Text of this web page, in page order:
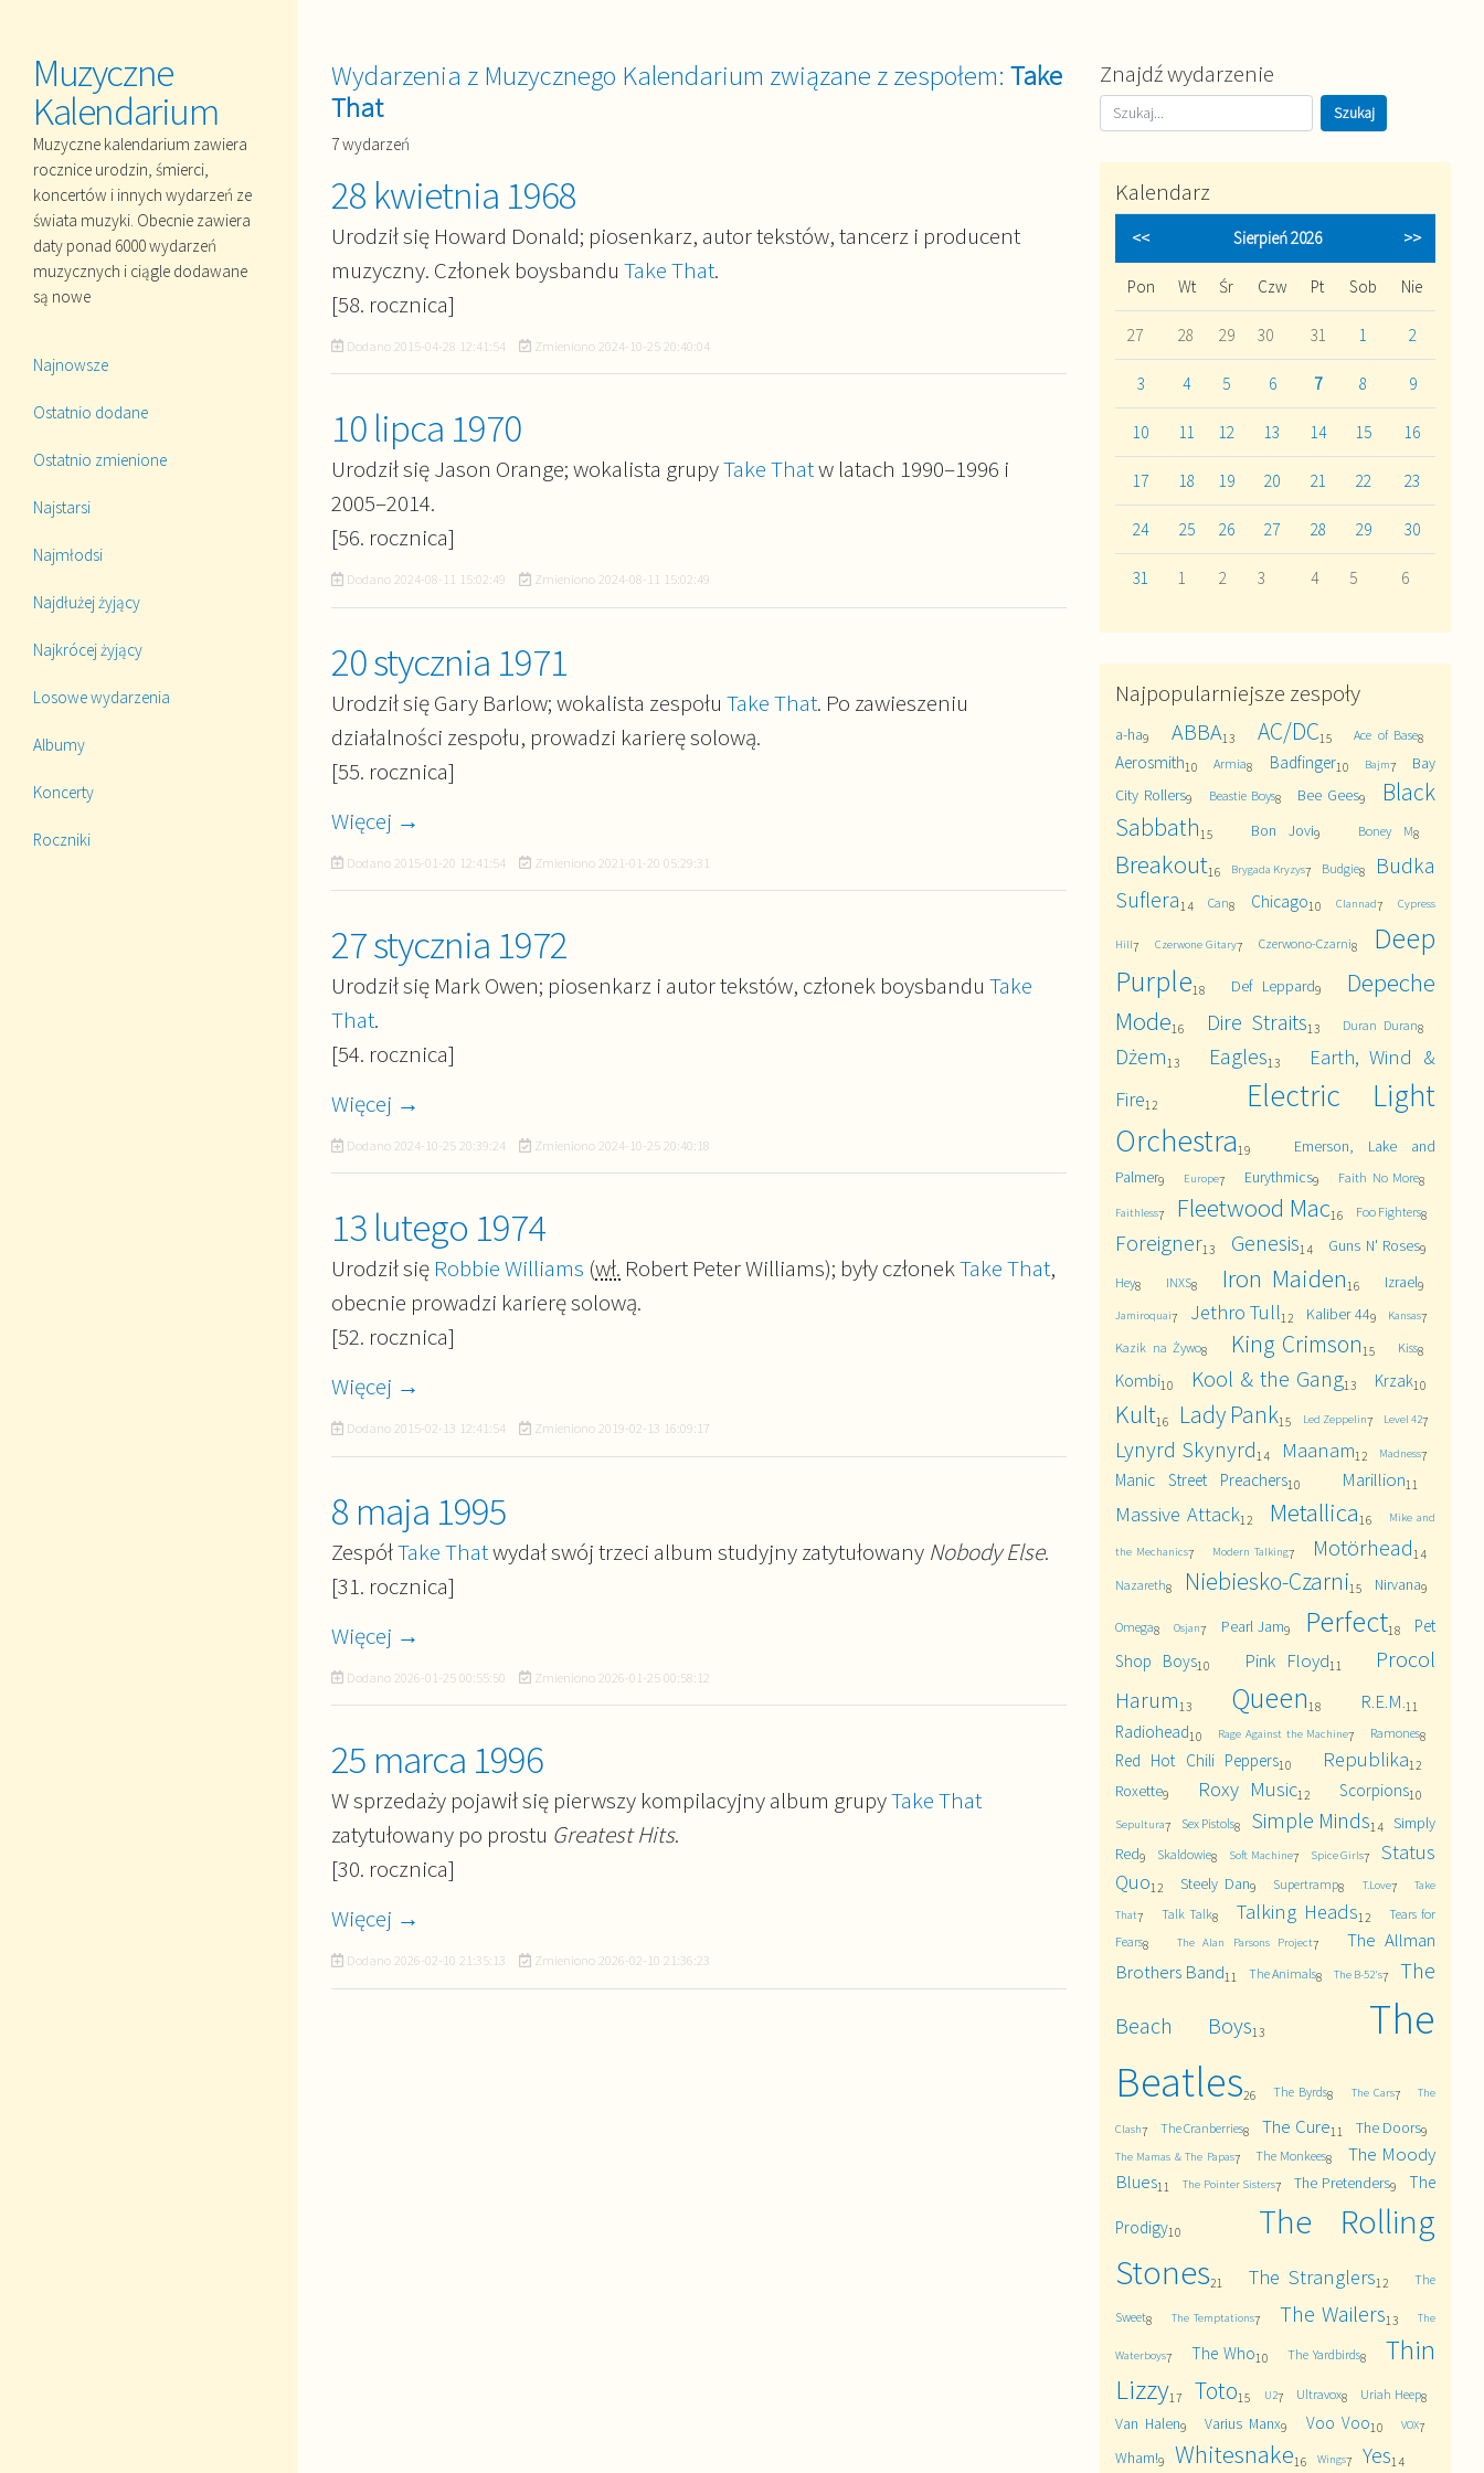
Muzyczne
Kalendarium
Muzyczne kalendarium zawiera
rocznice urodzin, śmierci,
koncertów i innych wydarzeń ze
świata muzyki. Obecnie zawiera
daty ponad 6000 wydarzeń
muzycznych i ciągle dodawane
są nowe
Najnowsze
Ostatnio dodane
Ostatnio zmienione
Najstarsi
Najmłodsi
Najdłużej żyjący
Najkrócej żyjący
Losowe wydarzenia
Albumy
Koncerty
Roczniki
Wydarzenia z Muzycznego Kalendarium związane z zespołem: Take
That
7 wydarzeń
28 kwietnia 1968
Urodził się Howard Donald; piosenkarz, autor tekstów, tancerz i producent
muzyczny. Członek boysbandu Take That.
[58. rocznica]
Dodano 2015-04-28 12:41:54 Zmieniono 2024-10-25 20:40:04
10 lipca 1970
Urodził się Jason Orange; wokalista grupyTake Thatw latach 1990–1996 i
2005–2014.
[56. rocznica]
Dodano2024-08-11 15:02:49 Zmieniono2024-08-11 15:02:49
20 stycznia 1971
Urodził się Gary Barlow; wokalista zespołu Take That. Po zawieszeniu
działalności zespołu, prowadzi karierę solową.
[55. rocznica]
Więcej →
Dodano 2015-01-20 12:41:54 Zmieniono 2021-01-20 05:29:31
27 stycznia 1972
Urodził się Mark Owen; piosenkarz i autor tekstów, członek boysbandu Take
That.
[54. rocznica]
Więcej →
Dodano2024-10-25 20:39:24 Zmieniono2024-10-25 20:40:18
13 lutego 1974
Urodził się Robbie Williams (wł. Robert Peter Williams); były członekTake That,
obecnie prowadzi karierę solową.
[52. rocznica]
Więcej →
Dodano2015-02-13 12:41:54 Zmieniono2019-02-13 16:09:17
8 maja 1995
ZespółTake Thatwydał swój trzeci album studyjny zatytułowany Nobody Else.
[31. rocznica]
Więcej →
Dodano 2026-01-25 00:55:50 Zmieniono 2026-01-25 00:58:12
25 marca 1996
W sprzedaży pojawił się pierwszy kompilacyjny album grupyTake That
zatytułowany po prostu Greatest Hits.
[30. rocznica]
Więcej →
Dodano2026-02-10 21:35:13 Zmieniono2026-02-10 21:36:23
Znajdź wydarzenie
Kalendarz
<< Sierpień 2026 >>
Pon Wt Śr Czw Pt Sob Nie
27 28 29 30 31 1 2
3 4 5 6 7 8 9
10 11 12 13 14 15 16
17 18 19 20 21 22 23
24 25 26 27 28 29 30
31 1 2 3 4 5 6
Najpopularniejsze zespoły
a-ha9 ABBA13 AC/DC15 Ace of Base8
Aerosmith10 Armia8 Badfinger10 Bajm7
Bay
City Rollers9 Beastie Boys8 Bee Gees9
Black
Sabbath15 Bon Jovi9 Boney M8
Breakout16 Brygada Kryzys7 Budgie8
Budka
Suflera14 Can8 Chicago10 Clannad7 Cypress
Hill7 Czerwone Gitary7 Czerwono-Czarni8
Deep
Purple18 Def Leppard9
Depeche
Mode16 Dire Straits13 Duran Duran8
Dżem13 Eagles13
Earth, Wind &
Fire12
Electric Light
Orchestra19
Emerson, Lake and
Palmer9 Europe7 Eurythmics9 Faith No More8
Faithless7 Fleetwood Mac16 Foo Fighters8
Foreigner13 Genesis14 Guns N' Roses9
Hey8 INXS8 Iron Maiden16 Izrael9
Jamiroquai7 Jethro Tull12 Kaliber 449 Kansas7
Kazik na Żywo8 King Crimson15 Kiss8
Kombi10 Kool & the Gang13 Krzak10
Kult16 Lady Pank15 Led Zeppelin7 Level 427
Lynyrd Skynyrd14 Maanam12 Madness7
Manic Street Preachers10 Marillion11
Massive Attack12 Metallica16 Mike and
the Mechanics7 Modern Talking7 Motörhead14
Nazareth8 Niebiesko-Czarni15 Nirvana9
Omega8 Osjan7 Pearl Jam9 Perfect18
Pet
Shop Boys10 Pink Floyd11
Procol
Harum13 Queen18 R.E.M.11
Radiohead10 Rage Against the Machine7 Ramones8
Red Hot Chili Peppers10 Republika12
Roxette9 Roxy Music12 Scorpions10
Sepultura7 Sex Pistols8 Simple Minds14
Simply
Red9 Skaldowie8 Soft Machine7 Spice Girls7
Status
Quo12 Steely Dan9 Supertramp8 T.Love7
Take
That7 Talk Talk8 Talking Heads12
Tears for
Fears8 The Alan Parsons Project7
The Allman
Brothers Band11 The Animals8 The B-52's7
The
Beach Boys13
The
Beatles26 The Byrds8 The Cars7 The
Clash7 The Cranberries8 The Cure11 The Doors9
The Mamas & The Papas7 The Monkees8
The Moody
Blues11 The Pointer Sisters7 The Pretenders9 The
Prodigy10
The Rolling
Stones21 The Stranglers12 The
Sweet8 The Temptations7 The Wailers13 The
Waterboys7 The Who10 The Yardbirds8
Thin
Lizzy17 Toto15 U27 Ultravox8 Uriah Heep8
Van Halen9 Varius Manx9 Voo Voo10 VOX7
Wham!9 Whitesnake16 Wings7 Yes14